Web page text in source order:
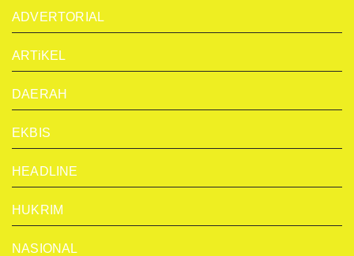
ADVERTORIAL
ARTiKEL
DAERAH
EKBIS
HEADLINE
HUKRIM
NASIONAL